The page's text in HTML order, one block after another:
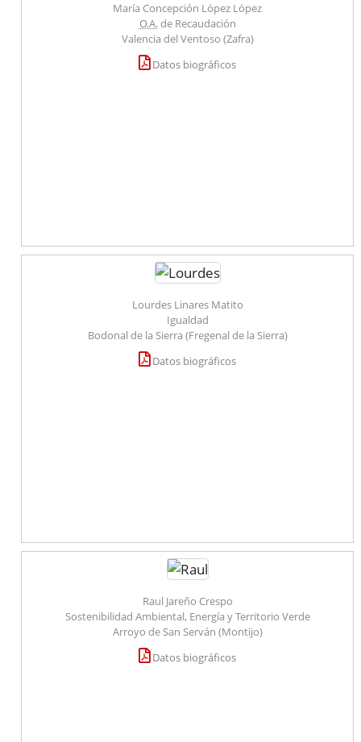
María Concepción López López
O.A.de Recaudación
Valencia del Ventoso (Zafra)
Datos biográficos
Lourdes Linares Matito
Igualdad
Bodonal de la Sierra (Fregenal de la Sierra)
Datos biográficos
Raul Jareño Crespo
Sostenibilidad Ambiental, Energía y Territorio Verde
Arroyo de San Serván (Montijo)
Datos biográficos